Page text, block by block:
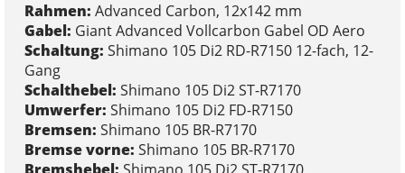
Rahmen: Advanced Carbon, 12x142 mm
Gabel: Giant Advanced Vollcarbon Gabel OD Aero
Schaltung: Shimano 105 Di2 RD-R7150 12-fach, 12-
Gang
Schalthebel: Shimano 105 Di2 ST-R7170
Umwerfer: Shimano 105 Di2 FD-R7150
Bremsen: Shimano 105 BR-R7170
Bremse vorne: Shimano 105 BR-R7170